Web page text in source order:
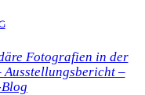
Fotografien in der
Ausstellungsbericht –